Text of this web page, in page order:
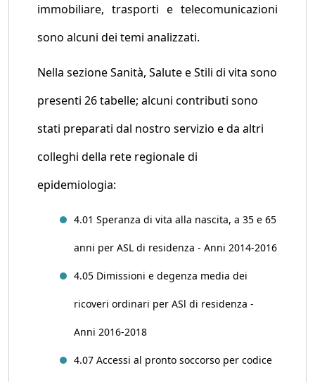
immobiliare, trasporti e telecomunicazioni
sono alcuni dei temi analizzati.
Nella sezione Sanità, Salute e Stili di vita sono
presenti 26 tabelle; alcuni contributi sono
stati preparati dal nostro servizio e da altri
colleghi della rete regionale di
epidemiologia:
4.01 Speranza di vita alla nascita, a 35 e 65
anni per ASL di residenza - Anni 2014-2016
4.05 Dimissioni e degenza media dei
ricoveri ordinari per ASl di residenza -
Anni 2016-2018
4.07 Accessi al pronto soccorso per codice